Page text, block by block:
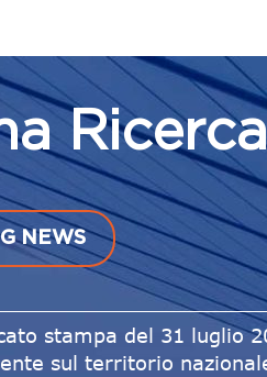
NEWS
stampa del 31 luglio
sul territorio